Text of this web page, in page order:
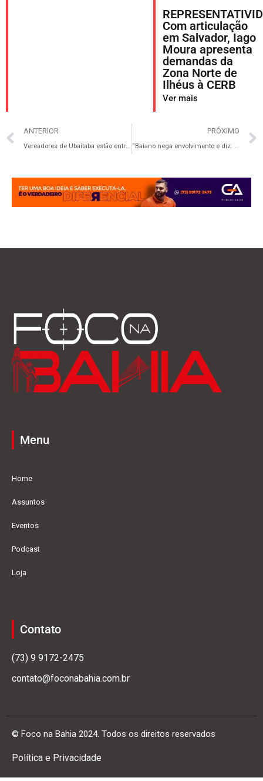
Com articulação
em Salvador, Iago
Moura apresenta
demandas da
Zona Norte de
Ilhéus à CERB
Ver mais
ANTERIOR
Vereadores de Ubaitaba estão entre os investigados por tráfico e lavagem de dinheiro
PRÓXIMO
“Baiano nega envolvimento e diz: ‘Nunca fui ao Rio’”
Menu
Home
Assuntos
Eventos
Podcast
Loja
Contato
(73) 9 9172-2475
contato@foconabahia.com.br
© Foco na Bahia 2024. Todos os direitos reservados
Política e Privacidade